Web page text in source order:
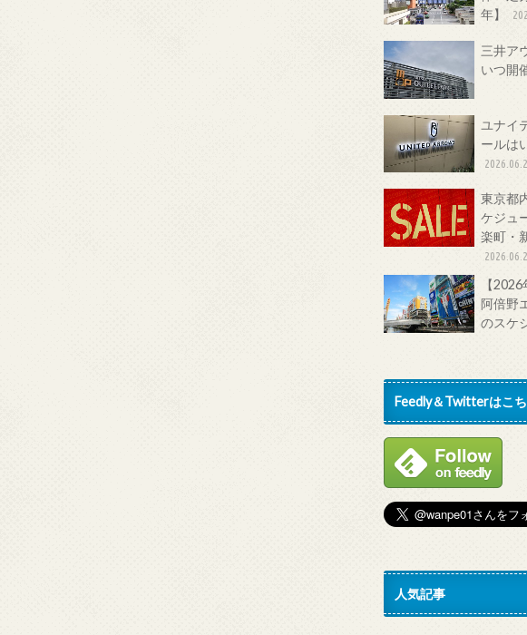
年】
三井ア
いつ開
ユナイ
ールは
東京都
ケジュ
楽町・
【
阿倍野
のスケ
Feedly＆Twitterはこ
人気記事